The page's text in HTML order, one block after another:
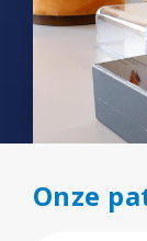
Onze